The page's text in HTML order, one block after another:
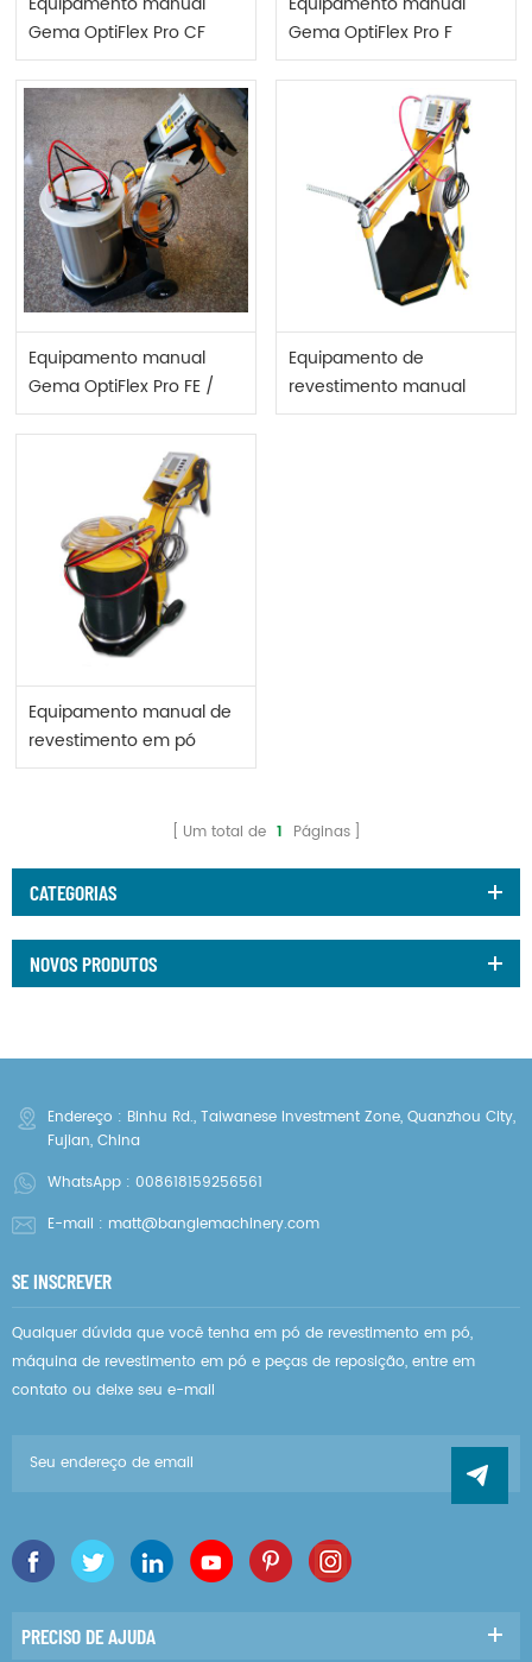
Gema OptiFlex Pro CF
1019730
Gema OptiFlex Pro F
1017914
Equipamento manual
Gema OptiFlex Pro FE /
OptiFlex FE
Equipamento de
revestimento manual
Optiflex 2 B.
Equipamento manual de
revestimento em pó
Optiflex 2 F.
Um total de 1 Páginas
CATEGORIAS
NOVOS PRODUTOS
Endereço : Binhu Rd., Taiwanese Investment Zone, Quanzhou City,
Fujian, China
WhatsApp : 008618159256561
E-mail : matt@banglemachinery.com
SE INSCREVER
Qualquer dúvida que você tenha em pó de revestimento em pó,
máquina de revestimento em pó e peças de reposição, entre em
contato ou deixe seu e-mail
PRECISO DE AJUDA